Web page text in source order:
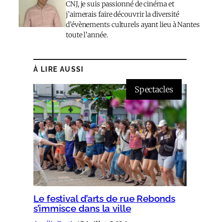
CNJ, je suis passionné de cinéma et
j’aimerais faire découvrir la diversité
d’évènements culturels ayant lieu à Nantes
toute l’année.
À LIRE AUSSI
Spectacles
Le festival d’arts de rue Rebonds
s’immisce dans la ville